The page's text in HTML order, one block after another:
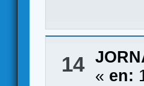
14
« en: